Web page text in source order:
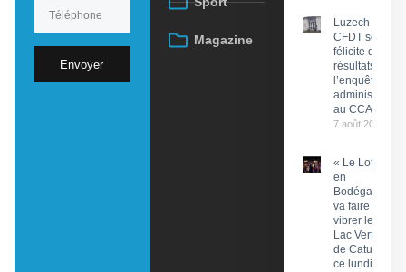
Envoyer
Magazine
Luzech : La
CFDT se
félicite des
résultats de
l’enquête
administrative
au CCAS
7 août 2026
« Le Lot
en
Bodéga »
va faire
vibrer le
Lac Vert
de Catus
ce lundi